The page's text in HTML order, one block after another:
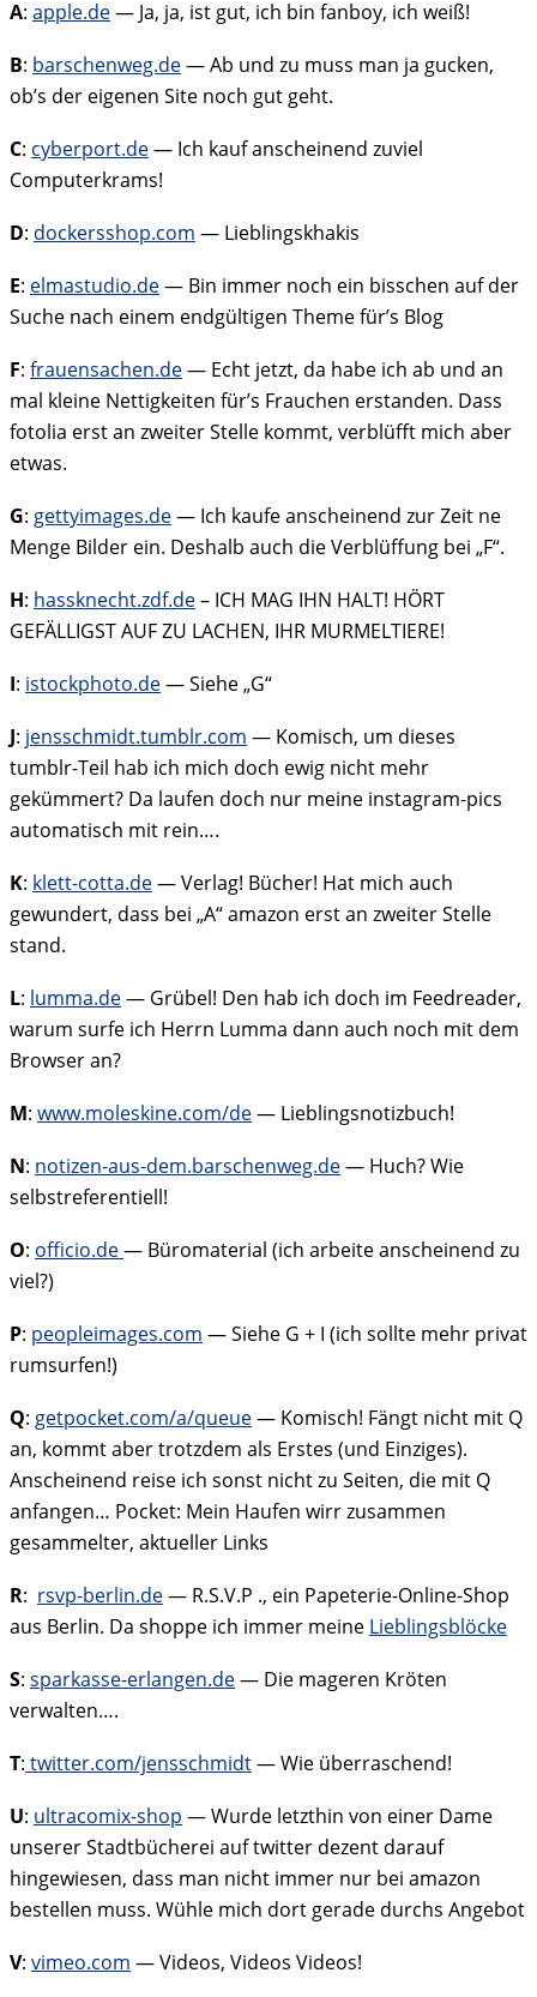
A: apple.de— Ja, ja, ist gut, ich bin fanboy, ich weiß!
B: barschenweg.de— Ab und zu muss man ja gucken,
ob’s der eigenen Site noch gut geht.
C: cyberport.de— Ich kauf anscheinend zuviel
Computerkrams!
D: dockersshop.com — Lieblingskhakis
E: elmastudio.de— Bin immer noch ein bisschen auf der
Suche nach einem endgültigen Theme für’s Blog
F: frauensachen.de— Echt jetzt, da habe ich ab und an
mal kleine Nettigkeiten für’s Frauchen erstanden. Dass
fotolia erst an zweiter Stelle kommt, verblüfft mich aber
etwas.
G: gettyimages.de— Ich kaufe anscheinend zur Zeit ne
Menge Bilder ein. Deshalb auch die Verblüffung bei „F“.
H: hassknecht.zdf.de– ICH MAG IHN HALT! HÖRT
GEFÄLLIGST AUF ZU LACHEN, IHR MURMELTIERE!
I: istockphoto.de— Siehe „G“
J: jensschmidt.tumblr.com — Komisch, um dieses
tumblr-Teil hab ich mich doch ewig nicht mehr
gekümmert? Da laufen doch nur meine instagram-pics
automatisch mit rein….
K: klett-cotta.de— Verlag! Bücher! Hat mich auch
gewundert, dass bei „A“ amazon erst an zweiter Stelle
stand.
L: lumma.de— Grübel! Den hab ich doch im Feedreader,
warum surfe ich Herrn Lumma dann auch noch mit dem
Browser an?
M: www.moleskine.com/de— Lieblingsnotizbuch!
N: notizen-aus-dem.barschenweg.de— Huch? Wie
selbstreferentiell!
O: officio.de— Büromaterial (ich arbeite anscheinend zu
viel?)
P: peopleimages.com — Siehe G + I (ich sollte mehr privat
rumsurfen!)
Q: getpocket.com/a/queue— Komisch! Fängt nicht mit Q
an, kommt aber trotzdem als Erstes (und Einziges).
Anscheinend reise ich sonst nicht zu Seiten, die mit Q
anfangen… Pocket: Mein Haufen wirr zusammen
gesammelter, aktueller Links
R: rsvp-berlin.de— R.S.V.P ., ein Papeterie-Online-Shop
aus Berlin. Da shoppe ich immer meine Lieblingsblöcke
S: sparkasse-erlangen.de— Die mageren Kröten
verwalten….
T: twitter.com/jensschmidt— Wie überraschend!
U: ultracomix-shop — Wurde letzthin von einer Dame
unserer Stadtbücherei auf twitter dezent darauf
hingewiesen, dass man nicht immer nur bei amazon
bestellen muss. Wühle mich dort gerade durchs Angebot
V: vimeo.com — Videos, Videos Videos!